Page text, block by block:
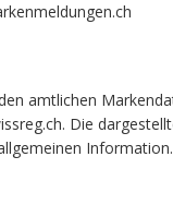
amtlichen
Die
Information.